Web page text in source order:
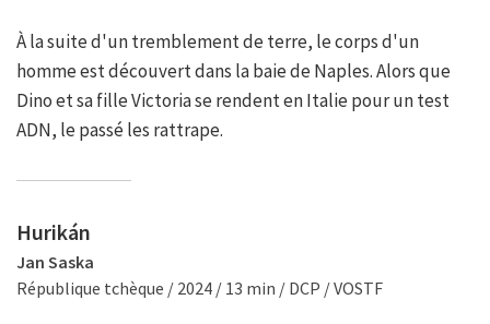
À la suite d'un tremblement de terre, le corps d'un
homme est découvert dans la baie de Naples. Alors que
Dino et sa fille Victoria se rendent en Italie pour un test
ADN, le passé les rattrape.
Hurikán
Jan Saska
République tchèque / 2024 / 13 min / DCP / VOSTF